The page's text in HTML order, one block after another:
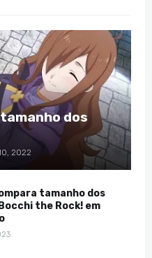
dos
2022
tamanho dos
the Rock! em